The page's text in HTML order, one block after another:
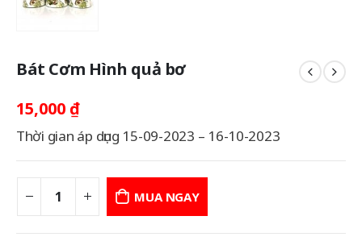
Bát Cơm Hình quả bơ
15,000 ₫
Thời gian áp dụng 15-09-2023 – 16-10-2023
MUA NGAY